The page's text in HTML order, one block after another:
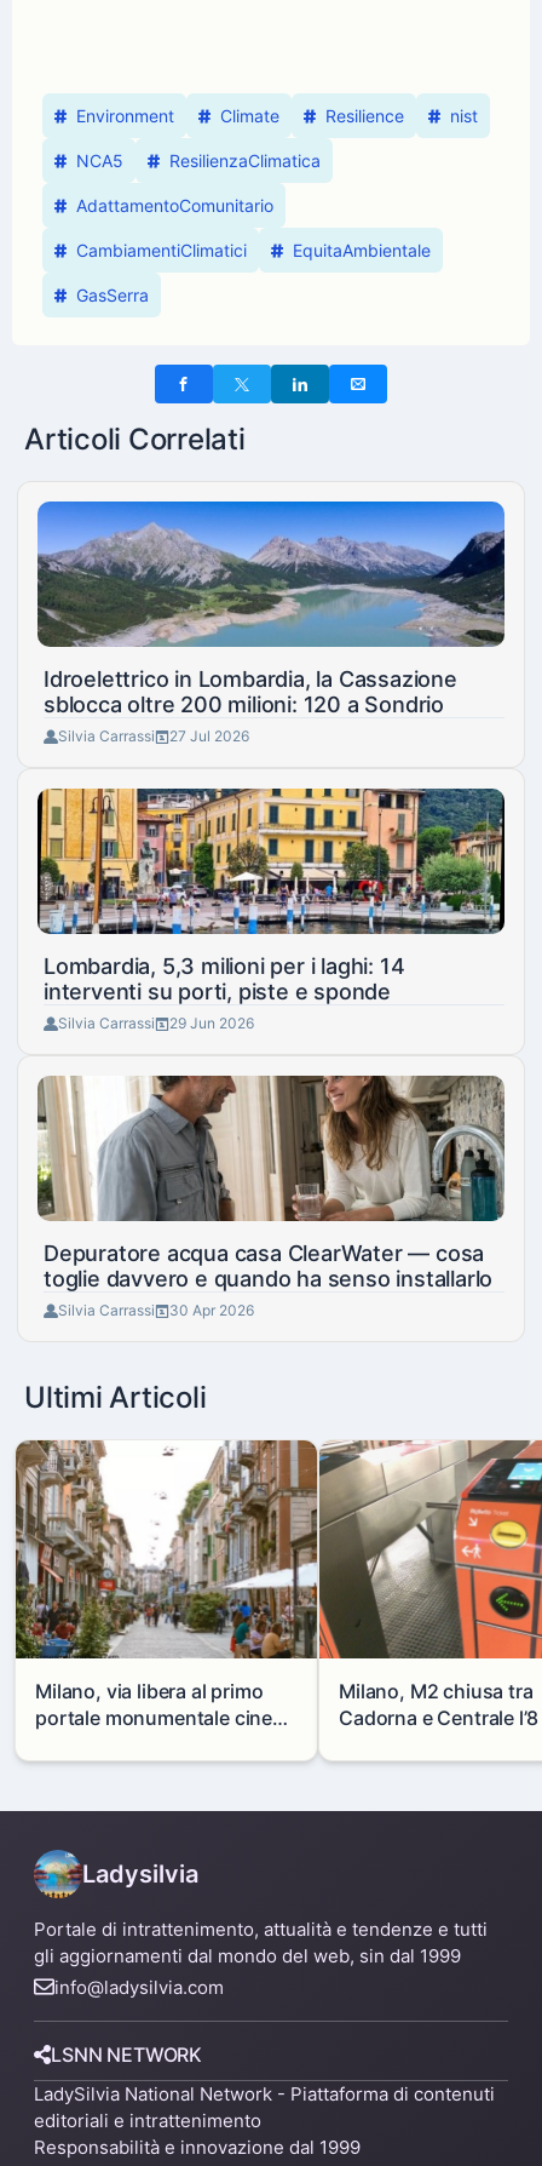
Environment Climate Resilience nist
NCA5 ResilienzaClimatica
AdattamentoComunitario
CambiamentiClimatici EquitaAmbientale
GasSerra
Articoli Correlati
Idroelettrico in Lombardia, la Cassazione
sblocca oltre 200 milioni: 120 a Sondrio
Silvia Carrassi 27 Jul 2026
Lombardia, 5,3 milioni per i laghi: 14
interventi su porti, piste e sponde
Silvia Carrassi 29 Jun 2026
Depuratore acqua casa ClearWater — cosa
toglie davvero e quando ha senso installarlo
Silvia Carrassi 30 Apr 2026
Ultimi Articoli
Milano, via libera al primo
portale monumentale cinese
Milano, M2 chiusa tra
Cadorna e Centrale
alternative
Ladysilvia
Portale di intrattenimento, attualità e tendenze e tutti
gli aggiornamenti dal mondo del web, sin dal 1999
info@ladysilvia.com
LSNN NETWORK
LadySilvia National Network - Piattaforma di contenuti
editoriali e intrattenimento
Responsabilità e innovazione dal 1999